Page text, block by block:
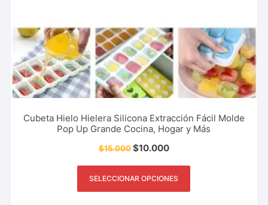
Cubeta Hielo Hielera Silicona Extracción Fácil Molde
Pop Up Grande Cocina, Hogar y Más
$15.000$10.000
SELECCIONAR OPCIONES